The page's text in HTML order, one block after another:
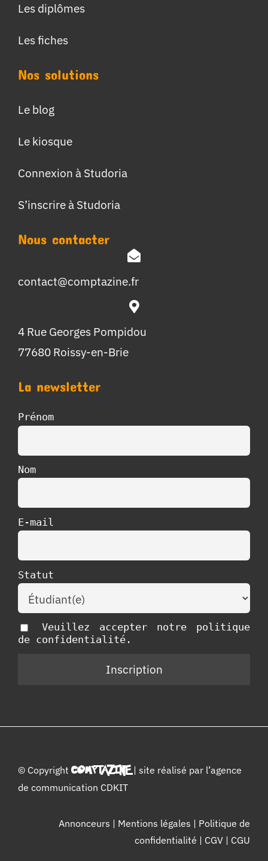
Les diplômes
Les fiches
Nos solutions
Le blog
Le kiosque
Connexion à Studoria
S’inscrire à Studoria
Nous contacter
contact@comptazine.fr
4 Rue Georges Pompidou
77680 Roissy-en-Brie
La newsletter
Prénom
Nom
E-mail
Statut
Veuillez accepter notre politique
de confidentialité.
© Copyright COMPTAZINE| site réalisé par l’agence
de communication CDKIT
Annonceurs | Mentions légales | Politique de
confidentialité | CGV | CGU